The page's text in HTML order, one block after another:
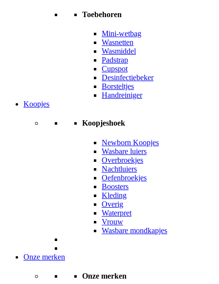
Toebehoren
Mini-wetbag
Wasnetten
Wasmiddel
Padstrap
Cupspot
Desinfectiebeker
Borsteltjes
Handreiniger
Koopjes
Koopjeshoek
Newborn Koopjes
Wasbare luiers
Overbroekjes
Nachtluiers
Oefenbroekjes
Boosters
Kleding
Overig
Waterpret
Vrouw
Wasbare mondkapjes
Onze merken
Onze merken